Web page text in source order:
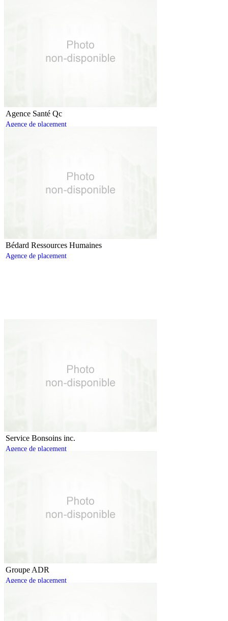
Agence Santé Qc
Agence de placement
Bédard Ressources Humaines
Agence de placement
Service Bonsoins inc.
Agence de placement
Groupe ADR
Agence de placement